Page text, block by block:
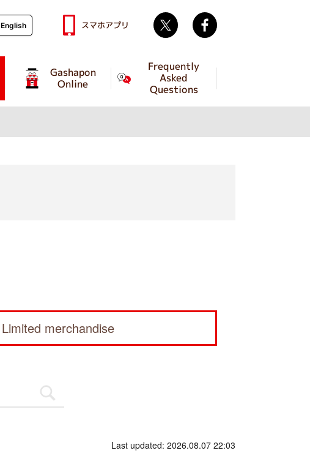
Gashapon
Online
Frequently
Asked
Questions
English スマホアプリ Twitter
Limited merchandise
Last updated: 2026.08.07 22:03